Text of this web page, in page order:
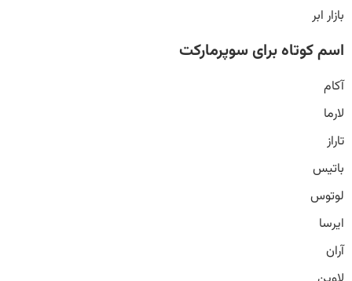
بازار ابر
اسم کوتاه برای سوپرمارکت
آکام
لارما
تاراز
باتیس
لوتوس
ایرسا
آران